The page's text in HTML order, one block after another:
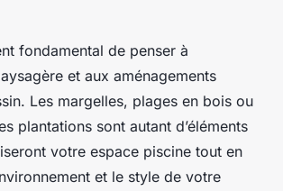
fondamental de penser à
et aux aménagements
Les margelles, plages en bois ou
plantations sont autant d’éléments
votre espace piscine tout en
et le style de votre